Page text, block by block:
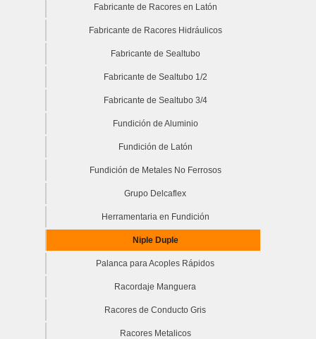
Fabricante de Racores en Latón
Fabricante de Racores Hidráulicos
Fabricante de Sealtubo
Fabricante de Sealtubo 1/2
Fabricante de Sealtubo 3/4
Fundición de Aluminio
Fundición de Latón
Fundición de Metales No Ferrosos
Grupo Delcaflex
Herramentaria en Fundición
Niple Duple
Palanca para Acoples Rápidos
Racordaje Manguera
Racores de Conducto Gris
Racores Metalicos